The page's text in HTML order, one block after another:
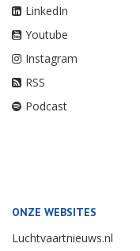
LinkedIn
Youtube
Instagram
RSS
Podcast
ONZE WEBSITES
Luchtvaartnieuws.nl